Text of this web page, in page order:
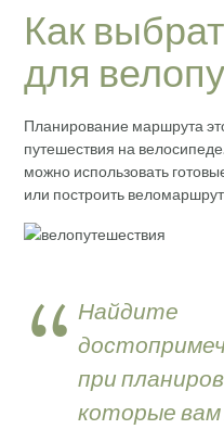
Как
для
Планирование маршрута
путешествия на
можно использовать
или построить
Найдите
при
которые